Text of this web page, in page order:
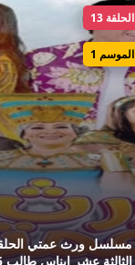
الثالثة عشر إيناس طالب 2025
الحلقة 13
الموسم 1